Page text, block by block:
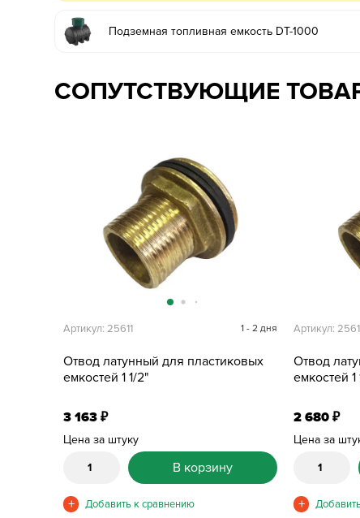
Подземная топливная емкость DT-1000
СОПУТСТВУЮЩИЕ
Отвод латунный для пластиковых
емкостей 1 1/2"
Артикул: 25611 1 - 2 дня
3 163₽
Цена за штуку
В корзину
Отвод
емкостей 1
Артикул:
2 680₽
Цена за